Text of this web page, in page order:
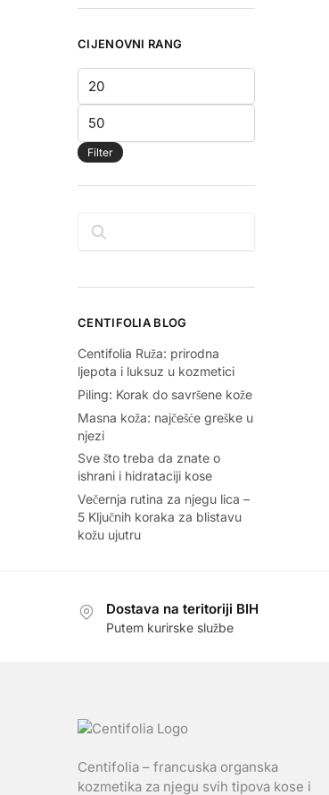
CIJENOVNI RANG
price
Max
price
Filter
Pretraga
CENTIFOLIA BLOG
Centifolia Ruža: prirodna
ljepota i luksuz u kozmetici
Piling: Korak do savršene kože
Masna koža: najčešće greške u
njezi
Sve što treba da znate o
ishrani i hidrataciji kose
Večernja rutina za njegu lica –
5 Ključnih koraka za blistavu
kožu ujutru
Dostava na teritoriji BIH
Putem kurirske službe
Centifolia – francuska organska
kozmetika za njegu svih tipova kose i